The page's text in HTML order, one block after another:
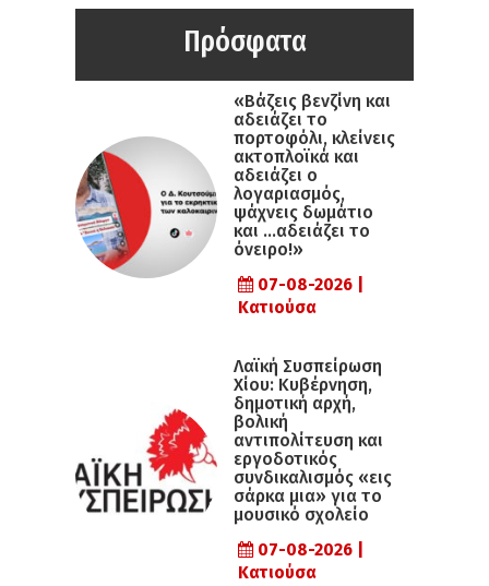
Πρόσφατα
«Βάζεις βενζίνη και
αδειάζει το
πορτοφόλι, κλείνεις
ακτοπλοϊκά και
αδειάζει ο
λογαριασμός,
ψάχνεις δωμάτιο
και …αδειάζει το
όνειρο!»
07-08-2026 |
Κατιούσα
Λαϊκή Συσπείρωση
Χίου: Κυβέρνηση,
δημοτική αρχή,
βολική
αντιπολίτευση και
εργοδοτικός
συνδικαλισμός «εις
σάρκα μια» για το
μουσικό σχολείο
07-08-2026 |
Κατιούσα